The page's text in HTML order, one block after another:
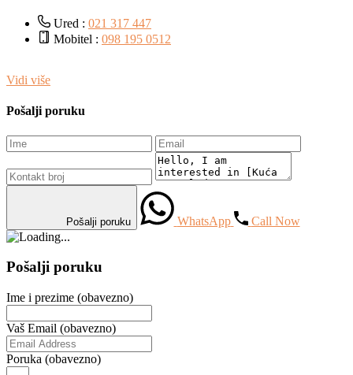
Ured : 021 317 447
Mobitel : 098 195 0512
Vidi više
Pošalji poruku
Pošalji poruku WhatsApp Call Now
Pošalji poruku
Ime i prezime (obavezno)
Vaš Email (obavezno)
Poruka (obavezno)